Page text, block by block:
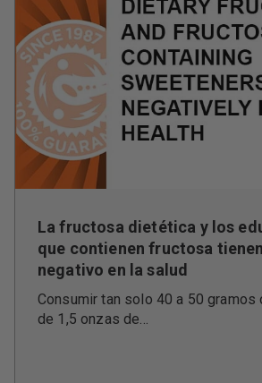
La fructosa dietética y los
que contienen fructosa
negativo en la salud
Consumir tan solo 40 a 50 gramos
de 1,5 onzas de...